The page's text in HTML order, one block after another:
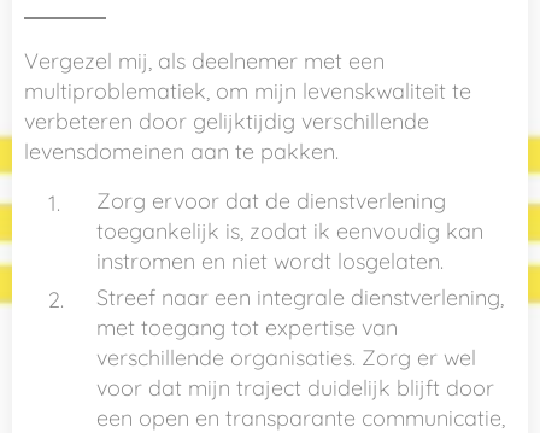
Vergezel mij, als deelnemer met een
multiproblematiek, om mijn levenskwaliteit te
verbeteren door gelijktijdig verschillende
levensdomeinen aan te pakken.
Zorg ervoor dat de dienstverlening
toegankelijk is, zodat ik eenvoudig kan
instromen en niet wordt losgelaten.
Streef naar een integrale dienstverlening,
met toegang tot expertise van
verschillende organisaties. Zorg er wel
voor dat mijn traject duidelijk blijft door
een open en transparante communicatie,